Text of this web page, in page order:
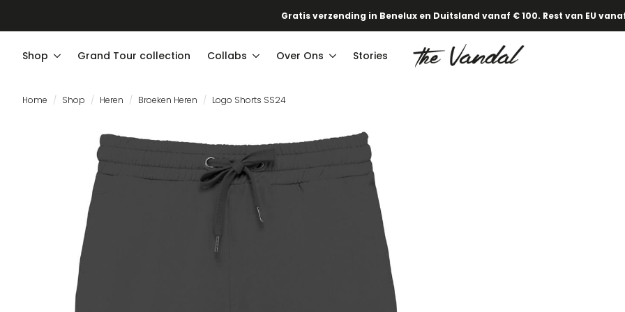
Gratis verzending in Benelux en Duitsland vanaf € 100. Rest van EU
Onze nieuwe Lente/Zomercollectie staat online! · Ontdek het
Shop Grand Tour collection Collabs Over Ons Stories
Home Shop Heren Broeken Heren Logo Shorts SS24